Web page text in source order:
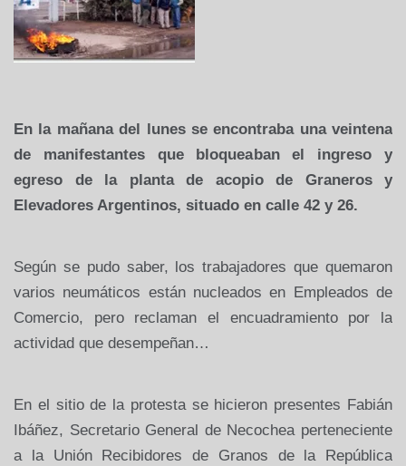
En la mañana del lunes se encontraba una veintena
de manifestantes que bloqueaban el ingreso y
egreso de la planta de acopio de Graneros y
Elevadores Argentinos, situado en calle 42 y 26.
Según se pudo saber, los trabajadores que quemaron
varios neumáticos están nucleados en Empleados de
Comercio, pero reclaman el encuadramiento por la
actividad que desempeñan…
En el sitio de la protesta se hicieron presentes Fabián
Ibáñez, Secretario General de Necochea perteneciente
a la Unión Recibidores de Granos de la República